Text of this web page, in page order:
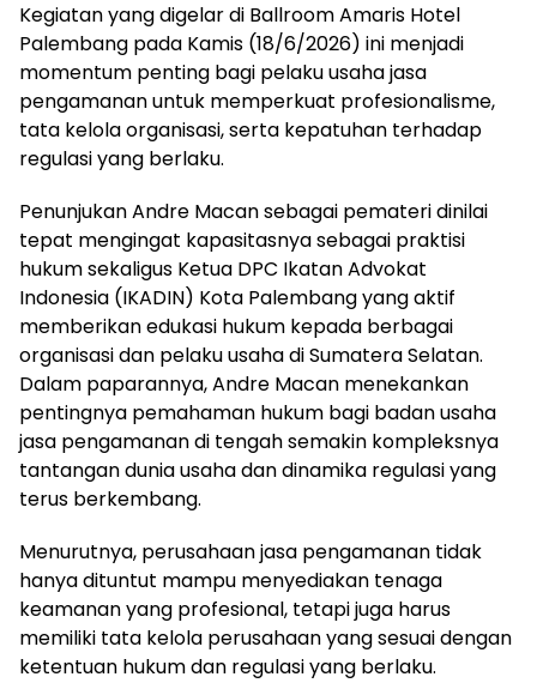
Kegiatan yang digelar di Ballroom Amaris Hotel
Palembang pada Kamis (18/6/2026) ini menjadi
momentum penting bagi pelaku usaha jasa
pengamanan untuk memperkuat profesionalisme,
tata kelola organisasi, serta kepatuhan terhadap
regulasi yang berlaku.
Penunjukan Andre Macan sebagai pemateri dinilai
tepat mengingat kapasitasnya sebagai praktisi
hukum sekaligus Ketua DPC Ikatan Advokat
Indonesia (IKADIN) Kota Palembang yang aktif
memberikan edukasi hukum kepada berbagai
organisasi dan pelaku usaha di Sumatera Selatan.
Dalam paparannya, Andre Macan menekankan
pentingnya pemahaman hukum bagi badan usaha
jasa pengamanan di tengah semakin kompleksnya
tantangan dunia usaha dan dinamika regulasi yang
terus berkembang.
Menurutnya, perusahaan jasa pengamanan tidak
hanya dituntut mampu menyediakan tenaga
keamanan yang profesional, tetapi juga harus
memiliki tata kelola perusahaan yang sesuai dengan
ketentuan hukum dan regulasi yang berlaku.